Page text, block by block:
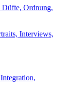
Düfte, Ordnung,
Interviews,